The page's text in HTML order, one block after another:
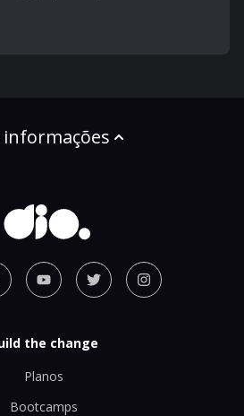
informações
the change
Planos
Bootcamps